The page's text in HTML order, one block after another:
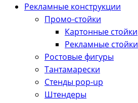
Рекламные конструкции
Промо-стойки
Картонные стойки
Рекламные стойки
Ростовые фигуры
Тантамарески
Стенды pop-up
Штендеры